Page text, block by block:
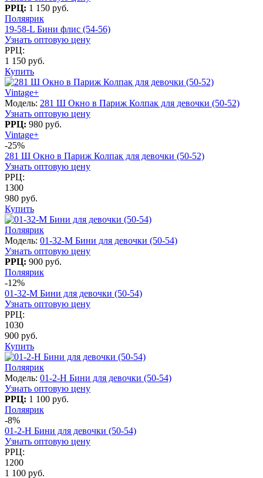
РРЦ: 1 150 руб.
Поляярик
19-58-L Бини флис (54-56)
Узнать оптовую цену
РРЦ:
1 150 руб.
Купить
Vintage+
Модель: 281 Ш Окно в Париж Колпак для девочки (50-52)
Узнать оптовую цену
РРЦ: 980 руб.
Vintage+
-25%
281 Ш Окно в Париж Колпак для девочки (50-52)
Узнать оптовую цену
РРЦ:
1300
980 руб.
Купить
Поляярик
Модель: 01-32-M Бини для девочки (50-54)
Узнать оптовую цену
РРЦ: 900 руб.
Поляярик
-12%
01-32-M Бини для девочки (50-54)
Узнать оптовую цену
РРЦ:
1030
900 руб.
Купить
Поляярик
Модель: 01-2-H Бини для девочки (50-54)
Узнать оптовую цену
РРЦ: 1 100 руб.
Поляярик
-8%
01-2-H Бини для девочки (50-54)
Узнать оптовую цену
РРЦ:
1200
1 100 руб.